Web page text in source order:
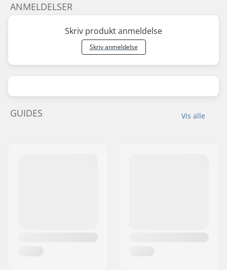
ANMELDELSER
Skriv produkt anmeldelse
Skriv anmeldelse
Vis alle
GUIDES